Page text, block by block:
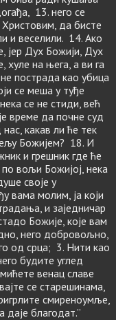
13. него се
да бисте
и веселили. 14. Ако
јер Дух Божији, Дух
хуле на њега, а ви га
пострада као убица
се меша у туђе
се не стиди, већ
време да почне суд
какав ли ће тек
Божијем? 18. И
и грешник где ће
по вољи Божијој, нека
своје у
вама молим, ја који
и заједничар
Божије, које вам
него добровољно,
од срца; 3. Нити као
будите углед
венац славе
се старешинама,
смиреноумље,
даје благодат.”